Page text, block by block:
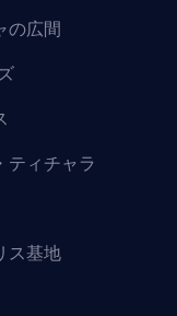
の広間
ティチャラ
ス基地